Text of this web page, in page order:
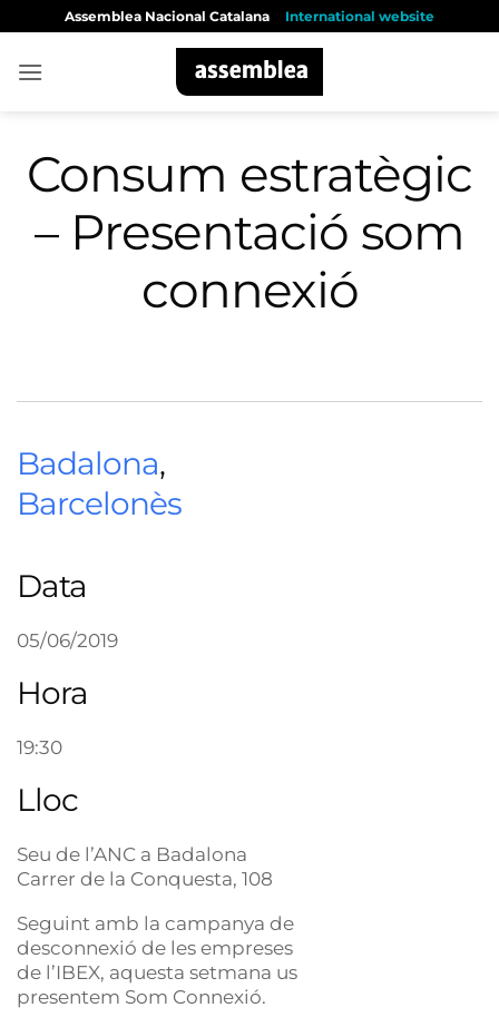
content
Assemblea Nacional Catalana International website
Consum estratègic
– Presentació som
connexió
Badalona,
Barcelonès
Data
05/06/2019
Hora
19:30
Lloc
Seu de l’ANC a Badalona
Carrer de la Conquesta, 108
Seguint amb la campanya de
desconnexió de les empreses
de l’IBEX, aquesta setmana us
presentem Som Connexió.